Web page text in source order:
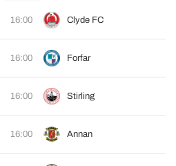
16:00 Clyde FC
16:00 Forfar
16:00 Stirling
16:00 Annan